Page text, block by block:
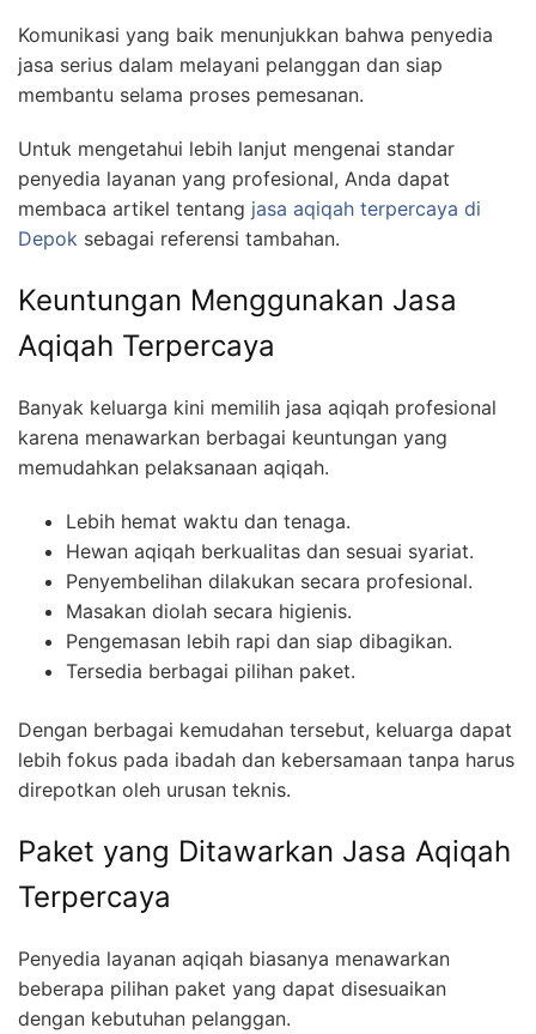
Komunikasi yang baik menunjukkan bahwa penyedia
jasa serius dalam melayani pelanggan dan siap
membantu selama proses pemesanan.
Untuk mengetahui lebih lanjut mengenai standar
penyedia layanan yang profesional, Anda dapat
membaca artikel tentang jasa aqiqah terpercaya di
Depok sebagai referensi tambahan.
Keuntungan Menggunakan Jasa
Aqiqah Terpercaya
Banyak keluarga kini memilih jasa aqiqah profesional
karena menawarkan berbagai keuntungan yang
memudahkan pelaksanaan aqiqah.
Lebih hemat waktu dan tenaga.
Hewan aqiqah berkualitas dan sesuai syariat.
Penyembelihan dilakukan secara profesional.
Masakan diolah secara higienis.
Pengemasan lebih rapi dan siap dibagikan.
Tersedia berbagai pilihan paket.
Dengan berbagai kemudahan tersebut, keluarga dapat
lebih fokus pada ibadah dan kebersamaan tanpa harus
direpotkan oleh urusan teknis.
Paket yang Ditawarkan Jasa Aqiqah
Terpercaya
Penyedia layanan aqiqah biasanya menawarkan
beberapa pilihan paket yang dapat disesuaikan
dengan kebutuhan pelanggan.